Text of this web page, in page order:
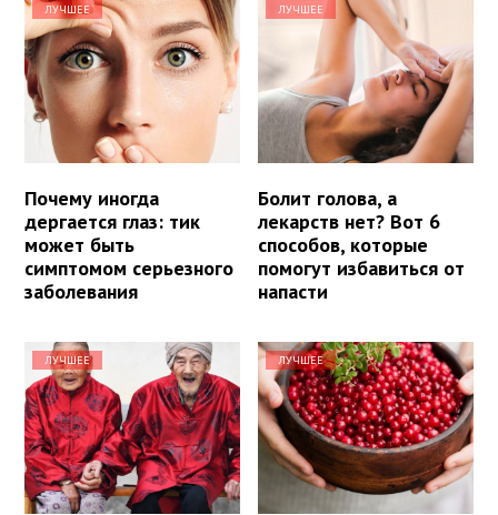
ЛУЧШЕЕ
Почему иногда
дергается глаз: тик
может быть
симптомом серьезного
заболевания
ЛУЧШЕЕ
Болит голова, а
лекарств нет? Вот 6
способов, которые
помогут избавиться от
напасти
ЛУЧШЕЕ ЛУЧШЕЕ